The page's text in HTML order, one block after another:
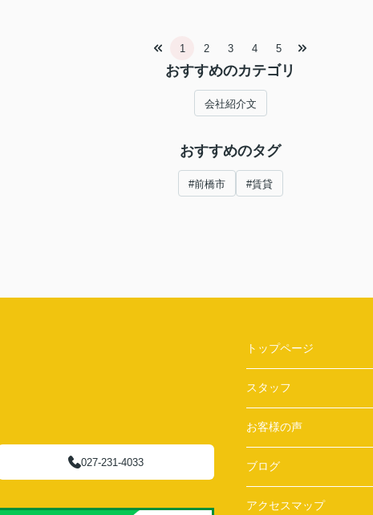
1 2 3 4 5
おすすめのカテゴリ
会社紹介文
おすすめのタグ
#前橋市 #賃貸
027-231-4033
トップページ
スタッフ
お客様の声
ブログ
アクセスマップ